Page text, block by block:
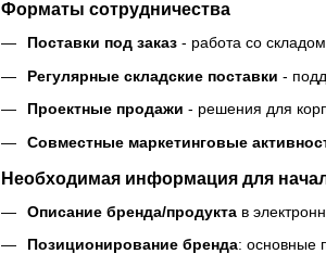
Форматы сотрудничества
Поставки под заказ - работа со
Регулярные складские поставки -
Проектные продажи - решения для
Совместные маркетинговые
Необходимая информация для
Описание бренда/продукта в
Позиционирование бренда: основные